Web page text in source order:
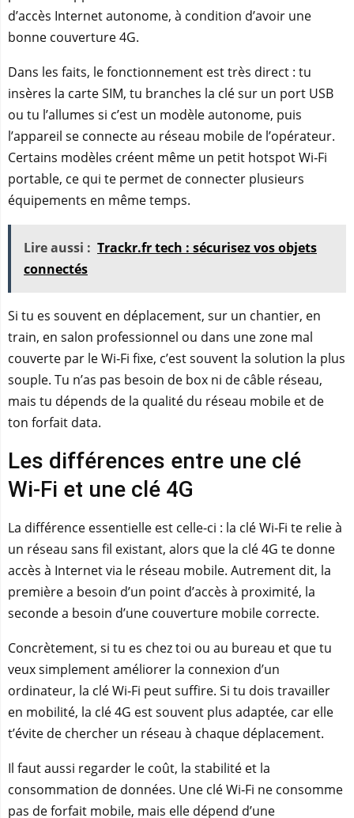
d’accès Internet autonome, à condition d’avoir une
bonne couverture 4G.
Dans les faits, le fonctionnement est très direct : tu
insères la carte SIM, tu branches la clé sur un port USB
ou tu l’allumes si c’est un modèle autonome, puis
l’appareil se connecte au réseau mobile de l’opérateur.
Certains modèles créent même un petit hotspot Wi‑Fi
portable, ce qui te permet de connecter plusieurs
équipements en même temps.
Lire aussi : Trackr.fr tech : sécurisez vos objets
connectés
Si tu es souvent en déplacement, sur un chantier, en
train, en salon professionnel ou dans une zone mal
couverte par le Wi‑Fi fixe, c’est souvent la solution la plus
souple. Tu n’as pas besoin de box ni de câble réseau,
mais tu dépends de la qualité du réseau mobile et de
ton forfait data.
Les différences entre une clé
Wi‑Fi et une clé 4G
La différence essentielle est celle-ci : la clé Wi‑Fi te relie à
un réseau sans fil existant, alors que la clé 4G te donne
accès à Internet via le réseau mobile. Autrement dit, la
première a besoin d’un point d’accès à proximité, la
seconde a besoin d’une couverture mobile correcte.
Concrètement, si tu es chez toi ou au bureau et que tu
veux simplement améliorer la connexion d’un
ordinateur, la clé Wi‑Fi peut suffire. Si tu dois travailler
en mobilité, la clé 4G est souvent plus adaptée, car elle
t’évite de chercher un réseau à chaque déplacement.
Il faut aussi regarder le coût, la stabilité et la
consommation de données. Une clé Wi‑Fi ne consomme
pas de forfait mobile, mais elle dépend d’une